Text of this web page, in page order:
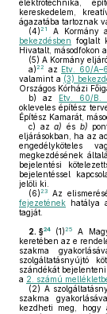
elektrotechnika,
kereskedelem,
ágazatába tartoznak
(4)21 A Kormány
bekezdésben foglalt
Hivatalt, másodfokon
(5) A Kormány
a)22 az Etv. 60/
valamint a (3)
Országos Kórházi
b) az Etv. 60/B.
okleveles építész
Építész Kamarát,
c) aza) és b)
eljárásokban, ha az
engedélyköteles
megkezdésének
bejelentési
bejelentéssel
jelöli ki.
(6)23 Az
fejezetének hatálya
tagját.
2. §24 (1)25
A
keretében az e
szakma
szolgáltatásnyújtó
szándékát
a 2. számú
(2) A
szakma
kezdheti meg, hogy